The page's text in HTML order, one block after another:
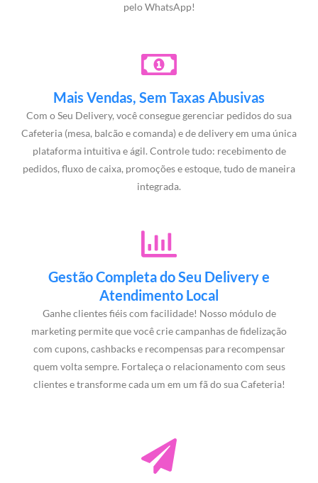
pelo WhatsApp!
Mais Vendas, Sem Taxas Abusivas
Com o Seu Delivery, você consegue gerenciar pedidos do sua
Cafeteria (mesa, balcão e comanda) e de delivery em uma única
plataforma intuitiva e ágil. Controle tudo: recebimento de
pedidos, fluxo de caixa, promoções e estoque, tudo de maneira
integrada.
Gestão Completa do Seu Delivery e
Atendimento Local
Ganhe clientes fiéis com facilidade! Nosso módulo de
marketing permite que você crie campanhas de fidelização
com cupons, cashbacks e recompensas para recompensar
quem volta sempre. Fortaleça o relacionamento com seus
clientes e transforme cada um em um fã do sua Cafeteria!